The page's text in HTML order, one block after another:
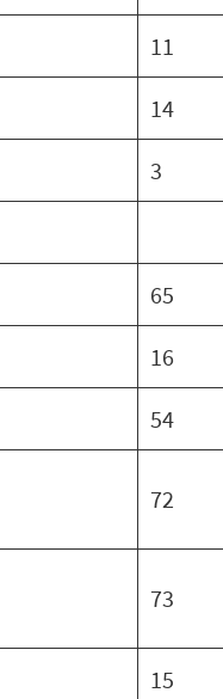
11
14
3
65
16
54
72
73
15